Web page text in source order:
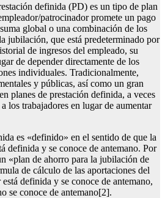
definida (PD) es un tipo de plan
patrocinador promete un pago
global o una combinación de los
jubilación, que está predeterminado por
de ingresos del empleado, su
de depender directamente de los
individuales. Tradicionalmente,
y públicas, así como un gran
planes de prestación definida, a veces
los trabajadores en lugar de aumentar
es «definido» en el sentido de que la
definida y se conoce de antemano. Por
«plan de ahorro para la jubilación de
de cálculo de las aportaciones del
definida y se conoce de antemano,
se conoce de antemano[2].